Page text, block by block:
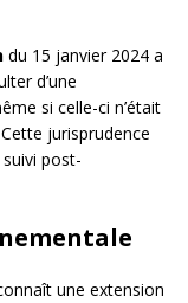
du 15 janvier 2024 a
d’une
si celle-ci n’était
jurisprudence
post-
une extension